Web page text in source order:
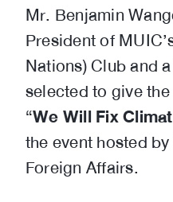
Mr. Benjamin
President of
Nations) Club and
selected to give
“We Will Fix
the event hosted
Foreign Affairs.